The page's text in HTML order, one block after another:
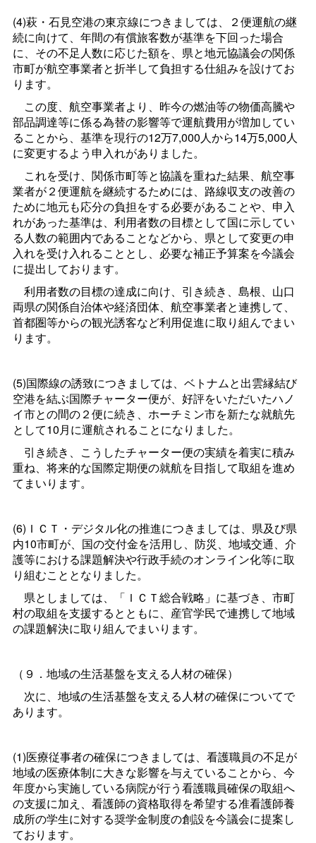
(4)萩・石見空港の東京線につきましては、２便運航の継
続に向けて、年間の有償旅客数が基準を下回った場合
に、その不足人数に応じた額を、県と地元協議会の関係
市町が航空事業者と折半して負担する仕組みを設けてお
ります。
この度、航空事業者より、昨今の燃油等の物価高騰や
部品調達等に係る為替の影響等で運航費用が増加してい
ることから、基準を現行の12万7,000人から14万5,000人
に変更するよう申入れがありました。
これを受け、関係市町等と協議を重ねた結果、航空事
業者が２便運航を継続するためには、路線収支の改善の
ために地元も応分の負担をする必要があることや、申入
れがあった基準は、利用者数の目標として国に示してい
る人数の範囲内であることなどから、県として変更の申
入れを受け入れることとし、必要な補正予算案を今議会
に提出しております。
利用者数の目標の達成に向け、引き続き、島根、山口
両県の関係自治体や経済団体、航空事業者と連携して、
首都圏等からの観光誘客など利用促進に取り組んでまい
ります。
(5)国際線の誘致につきましては、ベトナムと出雲縁結び
空港を結ぶ国際チャーター便が、好評をいただいたハノ
イ市との間の２便に続き、ホーチミン市を新たな就航先
として10月に運航されることになりました。
引き続き、こうしたチャーター便の実績を着実に積み
重ね、将来的な国際定期便の就航を目指して取組を進め
てまいります。
(6)ＩＣＴ・デジタル化の推進につきましては、県及び県
内10市町が、国の交付金を活用し、防災、地域交通、介
護等における課題解決や行政手続のオンライン化等に取
り組むこととなりました。
県としましては、「ＩＣＴ総合戦略」に基づき、市町
村の取組を支援するとともに、産官学民で連携して地域
の課題解決に取り組んでまいります。
（９．地域の生活基盤を支える人材の確保）
次に、地域の生活基盤を支える人材の確保についてで
あります。
(1)医療従事者の確保につきましては、看護職員の不足が
地域の医療体制に大きな影響を与えていることから、今
年度から実施している病院が行う看護職員確保の取組へ
の支援に加え、看護師の資格取得を希望する准看護師養
成所の学生に対する奨学金制度の創設を今議会に提案し
ております。